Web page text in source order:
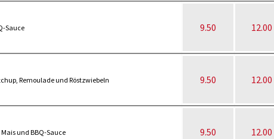
Sauce
9.50 12.00
Remoulade und Röstzwiebeln
9.50 12.00
und BBQ-Sauce
9.50 12.00